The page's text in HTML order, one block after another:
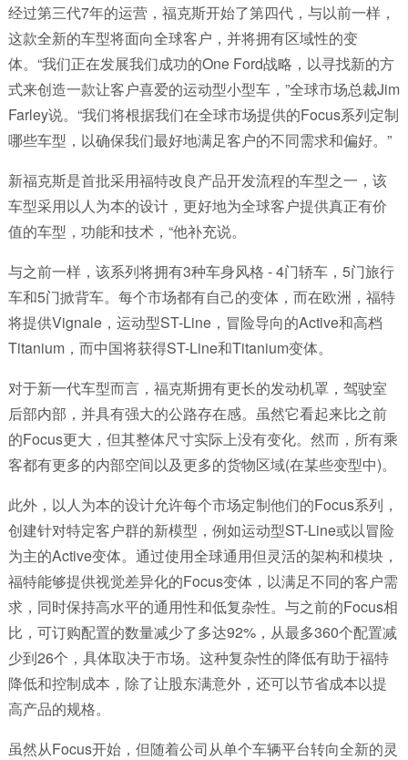
经过第三代7年的运营，福克斯开始了第四代，与以前一样，
这款全新的车型将面向全球客户，并将拥有区域性的变
体。“我们正在发展我们成功的One Ford战略，以寻找新的方
式来创造一款让客户喜爱的运动型小型车，”全球市场总裁Jim
Farley说。“我们将根据我们在全球市场提供的Focus系列定制
哪些车型，以确保我们最好地满足客户的不同需求和偏好。”
新福克斯是首批采用福特改良产品开发流程的车型之一，该
车型采用以人为本的设计，更好地为全球客户提供真正有价
值的车型，功能和技术，“他补充说。
与之前一样，该系列将拥有3种车身风格 - 4门轿车，5门旅行
车和5门掀背车。每个市场都有自己的变体，而在欧洲，福特
将提供Vignale，运动型ST-Line，冒险导向的Active和高档
Titanium，而中国将获得ST-Line和Titanium变体。
对于新一代车型而言，福克斯拥有更长的发动机罩，驾驶室
后部内部，并具有强大的公路存在感。虽然它看起来比之前
的Focus更大，但其整体尺寸实际上没有变化。然而，所有乘
客都有更多的内部空间以及更多的货物区域(在某些变型中)。
此外，以人为本的设计允许每个市场定制他们的Focus系列，
创建针对特定客户群的新模型，例如运动型ST-Line或以冒险
为主的Active变体。通过使用全球通用但灵活的架构和模块，
福特能够提供视觉差异化的Focus变体，以满足不同的客户需
求，同时保持高水平的通用性和低复杂性。与之前的Focus相
比，可订购配置的数量减少了多达92%，从最多360个配置减
少到26个，具体取决于市场。这种复杂性的降低有助于福特
降低和控制成本，除了让股东满意外，还可以节省成本以提
高产品的规格。
虽然从Focus开始，但随着公司从单个车辆平台转向全新的灵